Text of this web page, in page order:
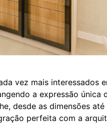
vez mais interessados
a expressão única
desde as dimensões
perfeita com a